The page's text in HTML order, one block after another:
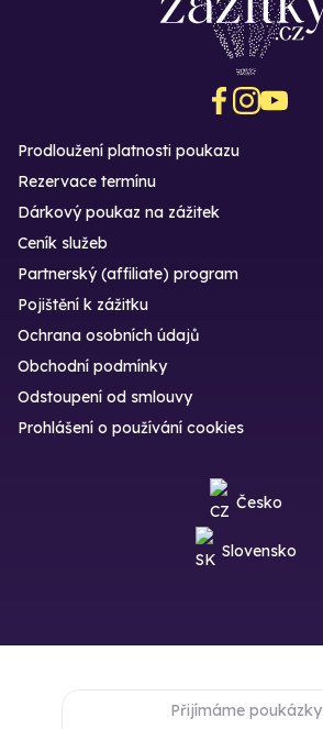
Prodloužení platnosti poukazu
Rezervace termínu
Dárkový poukaz na zážitek
Ceník služeb
Partnerský (affiliate) program
Pojištění k zážitku
Ochrana osobních údajů
Obchodní podmínky
Odstoupení od smlouvy
Prohlášení o používání cookies
Česko
Slovensko
Přijímáme poukázky